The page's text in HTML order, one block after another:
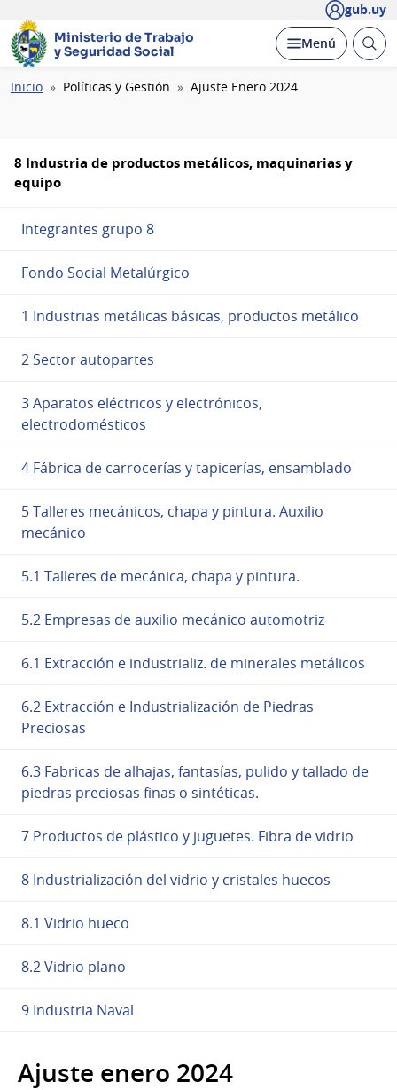
gub.uy
Ministerio de Trabajo
y Seguridad Social
Desplegar
Menú Abrir
Ruta
Inicio Políticas y Gestión Ajuste Enero 2024
8 Industria de productos metálicos, maquinarias y
equipo
Integrantes grupo 8
Fondo Social Metalúrgico
1 Industrias metálicas básicas, productos metálico
2 Sector autopartes
3 Aparatos eléctricos y electrónicos,
electrodomésticos
4 Fábrica de carrocerías y tapicerías, ensamblado
5 Talleres mecánicos, chapa y pintura. Auxilio
mecánico
5.1 Talleres de mecánica, chapa y pintura.
5.2 Empresas de auxilio mecánico automotriz
6.1 Extracción e industrializ. de minerales metálicos
6.2 Extracción e Industrialización de Piedras
Preciosas
6.3 Fabricas de alhajas, fantasías, pulido y tallado de
piedras preciosas finas o sintéticas.
7 Productos de plástico y juguetes. Fibra de vidrio
8 Industrialización del vidrio y cristales huecos
8.1 Vidrio hueco
8.2 Vidrio plano
9 Industria Naval
Ajuste enero 2024